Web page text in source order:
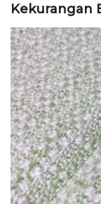
Kekurangan